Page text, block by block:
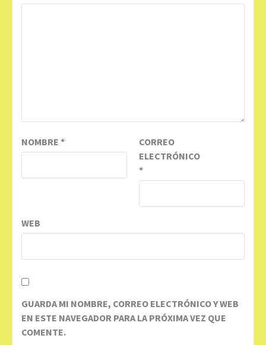
NOMBRE *
CORREO
ELECTRÓNICO
*
WEB
GUARDA MI NOMBRE, CORREO ELECTRÓNICO Y WEB
EN ESTE NAVEGADOR PARA LA PRÓXIMA VEZ QUE
COMENTE.